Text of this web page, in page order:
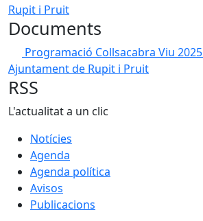
Rupit i Pruit
Documents
Programació Collsacabra Viu 2025
Ajuntament de Rupit i Pruit
RSS
L'actualitat a un clic
Notícies
Agenda
Agenda política
Avisos
Publicacions